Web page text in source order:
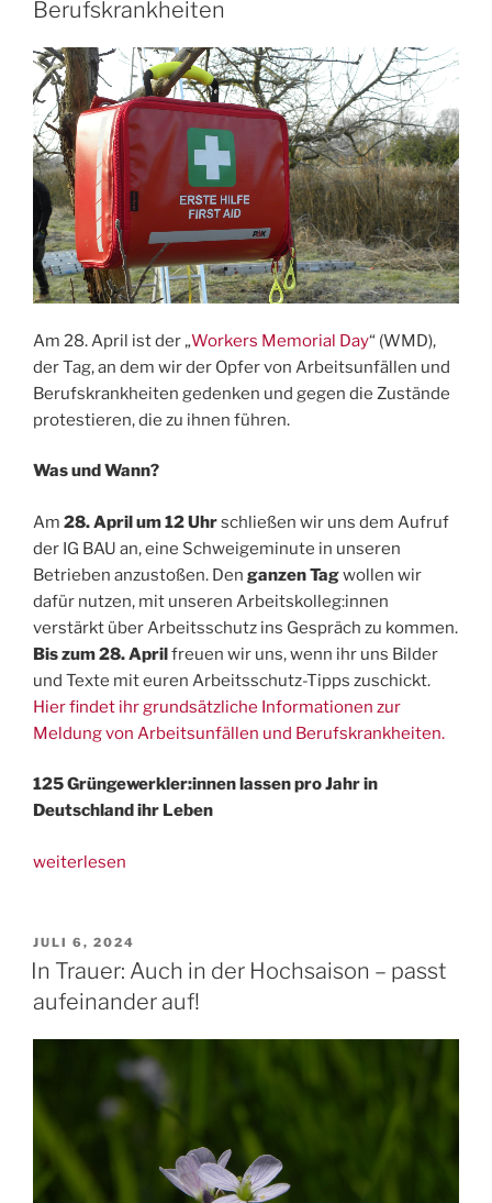
Berufskrankheiten
Am 28. April ist der „Workers Memorial Day“ (WMD),
der Tag, an dem wir der Opfer von Arbeitsunfällen und
Berufskrankheiten gedenken und gegen die Zustände
protestieren, die zu ihnen führen.
Was und Wann?
Am 28. April um 12 Uhrschließen wir uns dem Aufruf
der IG BAU an, eine Schweigeminute in unseren
Betrieben anzustoßen. Den ganzen Tagwollen wir
dafür nutzen, mit unseren Arbeitskolleg:innen
verstärkt über Arbeitsschutz ins Gespräch zu kommen.
Bis zum 28. Aprilfreuen wir uns, wenn ihr uns Bilder
und Texte mit euren Arbeitsschutz-Tipps zuschickt.
Hier findet ihr grundsätzliche Informationen zur
Meldung von Arbeitsunfällen und Berufskrankheiten.
125 Grüngewerkler:innen lassen pro Jahr in
Deutschland ihr Leben
„28.
für
die
Opfer
Arbeitsunfällen
Berufskrankheiten“
weiterlesen
VERÖFFENTLICHT
AM
JULI 6, 2024
In Trauer: Auch in der Hochsaison – passt
aufeinander auf!